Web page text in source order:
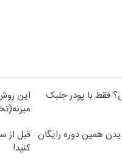
فقط با پودر جلبک
این
همین دوره رایگان قبل از
کنید!